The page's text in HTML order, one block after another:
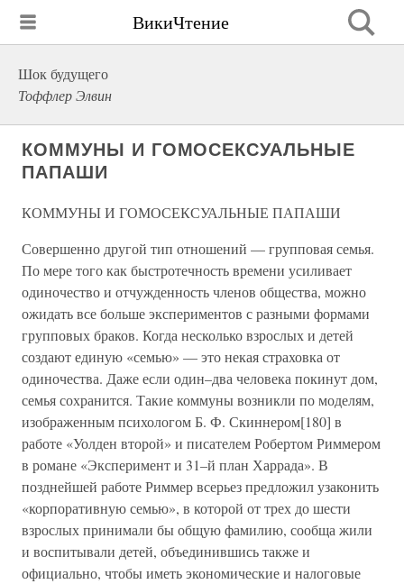
ВикиЧтение
Шок будущего
Тоффлер Элвин
КОММУНЫ И ГОМОСЕКСУАЛЬНЫЕ
ПАПАШИ
КОММУНЫ И ГОМОСЕКСУАЛЬНЫЕ ПАПАШИ
Совершенно другой тип отношений — групповая семья.
По мере того как быстротечность времени усиливает
одиночество и отчужденность членов общества, можно
ожидать все больше экспериментов с разными формами
групповых браков. Когда несколько взрослых и детей
создают единую «семью» — это некая страховка от
одиночества. Даже если один–два человека покинут дом,
семья сохранится. Такие коммуны возникли по моделям,
изображенным психологом Б. Ф. Скиннером[180] в
работе «Уолден второй» и писателем Робертом Риммером
в романе «Эксперимент и 31–й план Харрада». В
позднейшей работе Риммер всерьез предложил узаконить
«корпоративную семью», в которой от трех до шести
взрослых принимали бы общую фамилию, сообща жили
и воспитывали детей, объединившись также и
официально, чтобы иметь экономические и налоговые